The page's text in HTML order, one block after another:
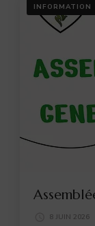
INFORMATION
8 JUIN 2026